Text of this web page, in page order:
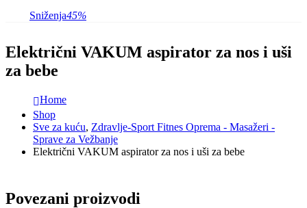
Sniženja45%
Električni VAKUM aspirator za nos i uši
za bebe
Home
Shop
Sve za kuću, Zdravlje-Sport Fitnes Oprema - Masažeri -
Sprave za Vežbanje
Električni VAKUM aspirator za nos i uši za bebe
Povezani proizvodi